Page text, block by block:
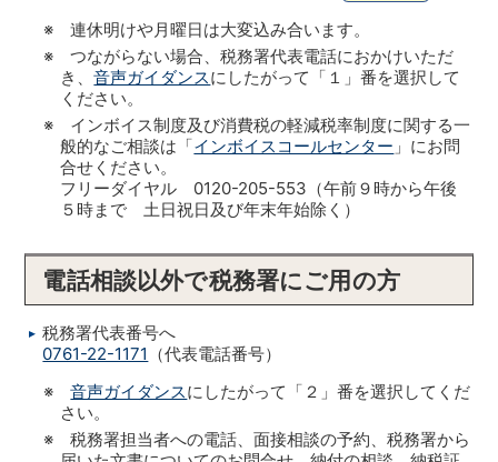
※ 連休明けや月曜日は大変込み合います。
※ つながらない場合、税務署代表電話におかけいただ
き、音声ガイダンスにしたがって「１」番を選択して
ください。
※ インボイス制度及び消費税の軽減税率制度に関する一
般的なご相談は「インボイスコールセンター 」にお問
合せください。
フリーダイヤル 0120-205-553（午前９時から午後
５時まで 土日祝日及び年末年始除く）
電話相談以外で税務署にご用の方
税務署代表番号へ
0761-22-1171 （代表電話番号）
※音声ガイダンスにしたがって「２」番を選択してくだ
さい。
※ 税務署担当者への電話、面接相談の予約、税務署から